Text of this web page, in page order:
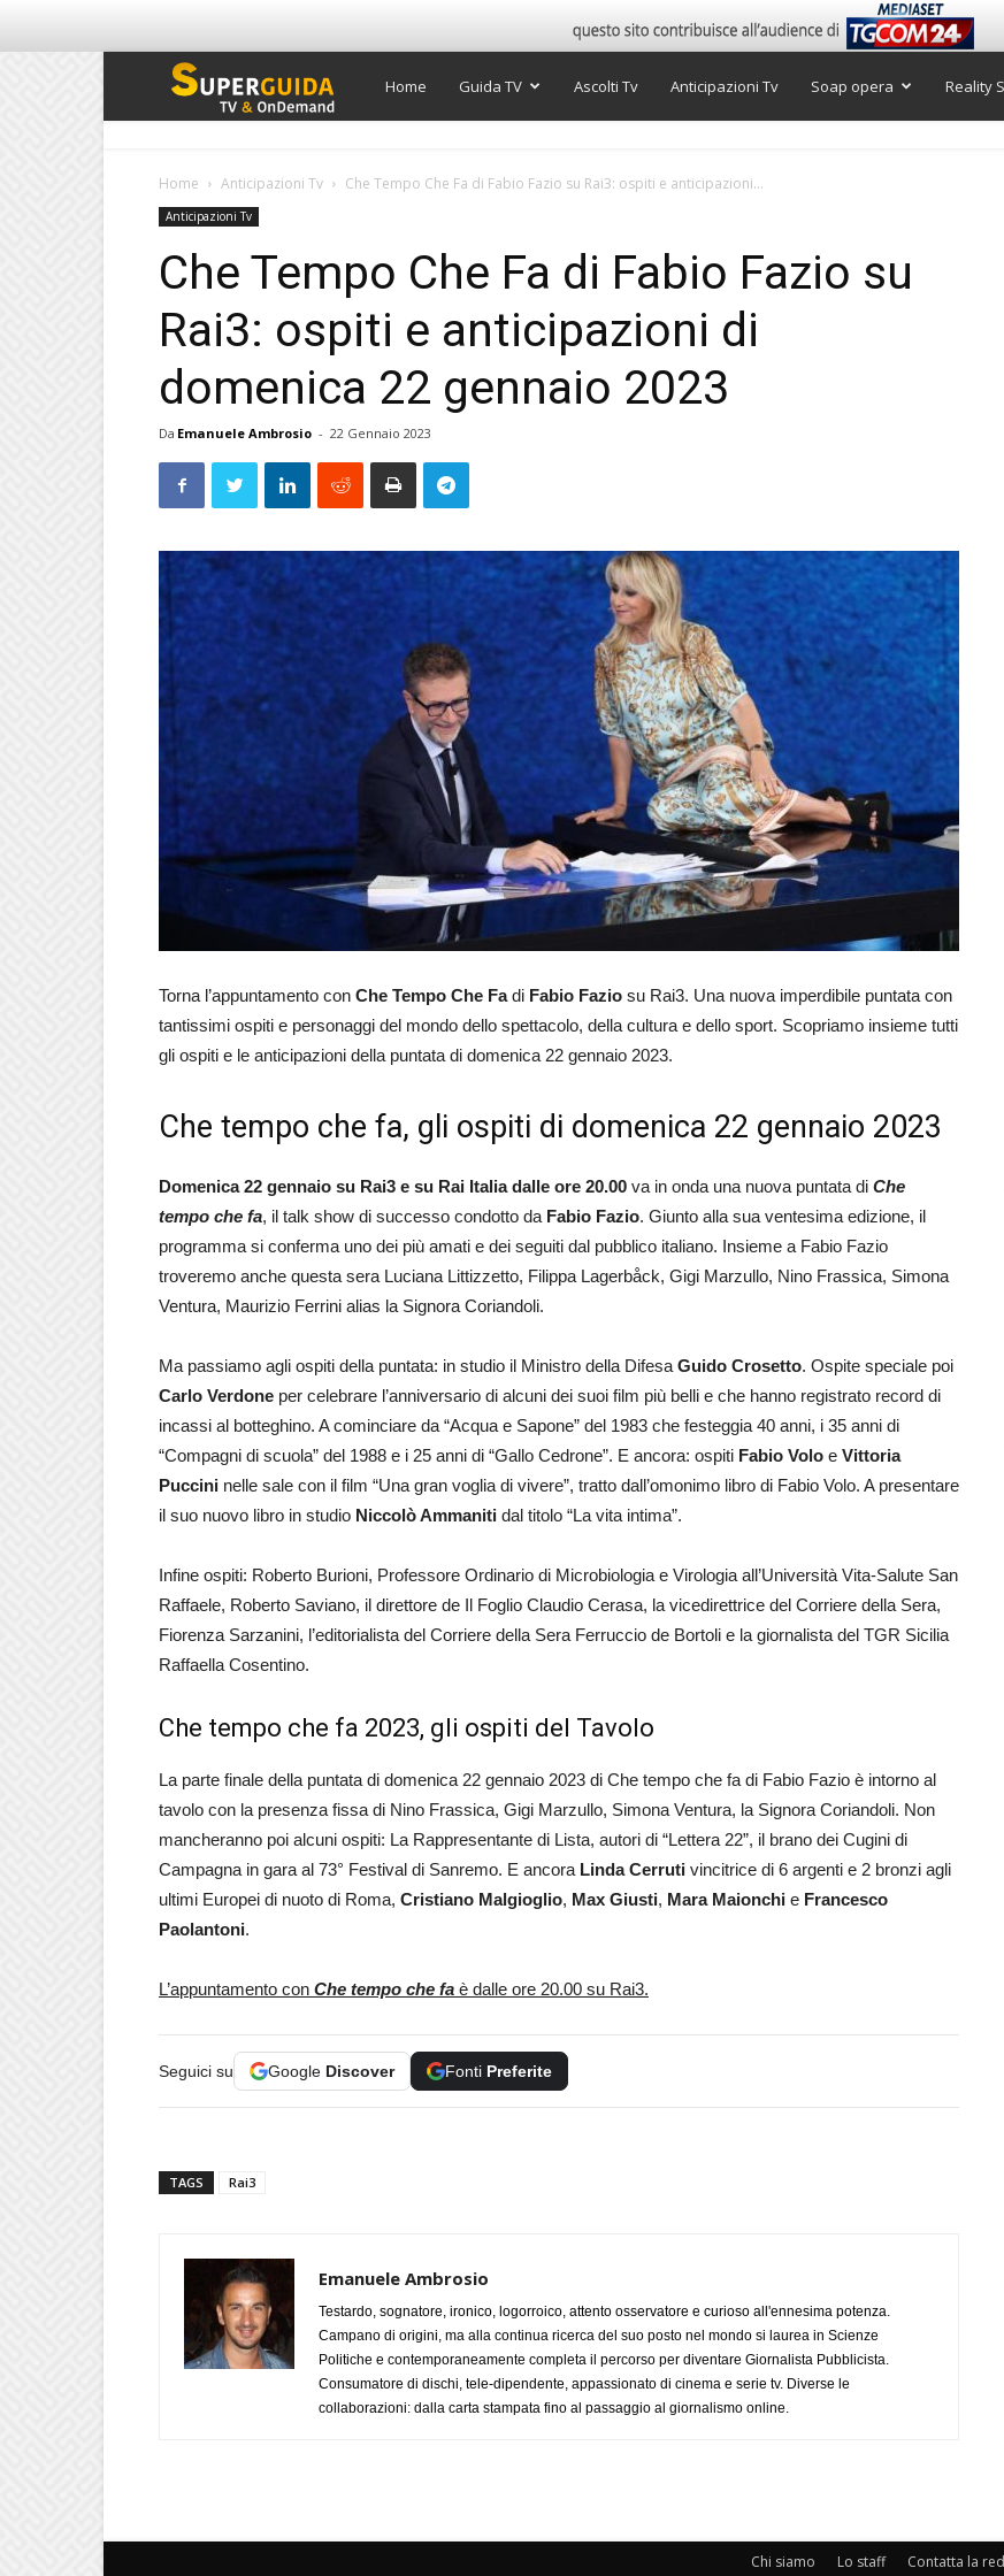
Super
Home Guida TV Ascolti Tv Anticipazioni Tv Soap opera Reality
Home Anticipazioni Tv Che Tempo Che Fa di Fabio Fazio su Rai3: ospiti e anticipazioni...
Anticipazioni Tv
Che Tempo Che Fa di Fabio Fazio su
Rai3: ospiti e anticipazioni di
domenica 22 gennaio 2023
Da Emanuele Ambrosio - 22 Gennaio 2023
Torna l’appuntamento con Che Tempo Che Fadi Fabio Fazio su Rai3. Una nuova imperdibile puntata con
tantissimi ospiti e personaggi del mondo dello spettacolo, della cultura e dello sport. Scopriamo insieme tutti
gli ospiti e le anticipazioni della puntata di domenica 22 gennaio 2023.
Che tempo che fa, gli ospiti di domenica 22 gennaio 2023
Domenica 22 gennaio su Rai3 e su Rai Italia dalle ore 20.00 va in onda una nuova puntata di Che
tempo che fa, il talk show di successo condotto da Fabio Fazio. Giunto alla sua ventesima edizione, il
programma si conferma uno dei più amati e dei seguiti dal pubblico italiano. Insieme a Fabio Fazio
troveremo anche questa sera Luciana Littizzetto, Filippa Lagerbåck, Gigi Marzullo, Nino Frassica, Simona
Ventura, Maurizio Ferrini alias la Signora Coriandoli.
Ma passiamo agli ospiti della puntata: in studio il Ministro della Difesa Guido Crosetto. Ospite speciale poi
Carlo Verdone per celebrare l’anniversario di alcuni dei suoi film più belli e che hanno registrato record di
incassi al botteghino. A cominciare da “Acqua e Sapone” del 1983 che festeggia 40 anni, i 35 anni di
“Compagni di scuola” del 1988 e i 25 anni di “Gallo Cedrone”. E ancora: ospiti Fabio Volo e Vittoria
Puccini nelle sale con il film “Una gran voglia di vivere”, tratto dall’omonimo libro di Fabio Volo. A presentare
il suo nuovo libro in studio Niccolò Ammaniti dal titolo “La vita intima”.
Infine ospiti: Roberto Burioni, Professore Ordinario di Microbiologia e Virologia all’Università Vita-Salute San
Raffaele, Roberto Saviano, il direttore de Il Foglio Claudio Cerasa, la vicedirettrice del Corriere della Sera,
Fiorenza Sarzanini, l’editorialista del Corriere della Sera Ferruccio de Bortoli e la giornalista del TGR Sicilia
Raffaella Cosentino.
Che tempo che fa 2023, gli ospiti del Tavolo
La parte finale della puntata di domenica 22 gennaio 2023 di Che tempo che fa di Fabio Fazio è intorno al
tavolo con la presenza fissa di Nino Frassica, Gigi Marzullo, Simona Ventura, la Signora Coriandoli. Non
mancheranno poi alcuni ospiti: La Rappresentante di Lista, autori di “Lettera 22”, il brano dei Cugini di
Campagna in gara al 73° Festival di Sanremo. E ancora Linda Cerruti vincitrice di 6 argenti e 2 bronzi agli
ultimi Europei di nuoto di Roma, Cristiano Malgioglio, Max Giusti, Mara Maionchi e Francesco
Paolantoni.
L’appuntamento con Che tempo che fa è dalle ore 20.00 su Rai3.
Seguici su Google Discover Fonti Preferite
TAGS Rai3
Emanuele Ambrosio
Testardo, sognatore, ironico, logorroico, attento osservatore e curioso all'ennesima potenza.
Campano di origini, ma alla continua ricerca del suo posto nel mondo si laurea in Scienze
Politiche e contemporaneamente completa il percorso per diventare Giornalista Pubblicista.
Consumatore di dischi, tele-dipendente, appassionato di cinema e serie tv. Diverse le
collaborazioni: dalla carta stampata fino al passaggio al giornalismo online.
Chi siamo Lo staff Contatta la